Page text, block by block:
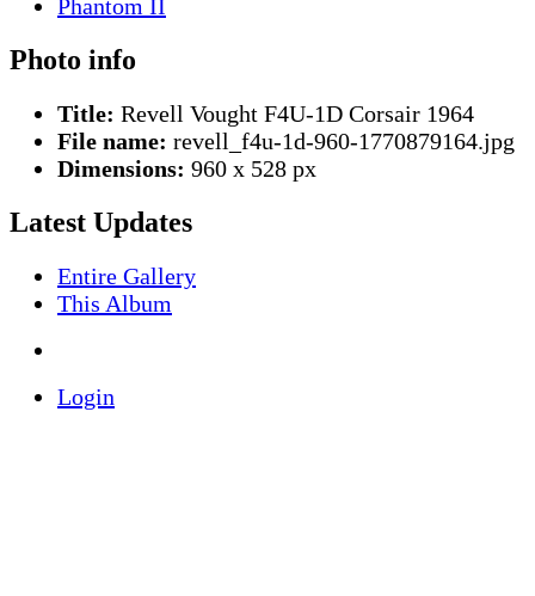
Photo info
Title: Revell Vought F4U-1D Corsair 1964
File name: revell_f4u-1d-960-1770879164.jpg
Dimensions: 960 x 528 px
Latest Updates
Entire Gallery
This Album
Login